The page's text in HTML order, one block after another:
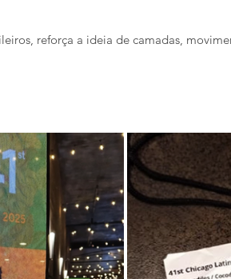
reforça a ideia de camadas,